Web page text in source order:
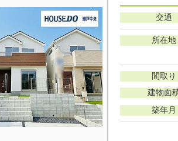
交通
所在地
間取り
建物面
築年月